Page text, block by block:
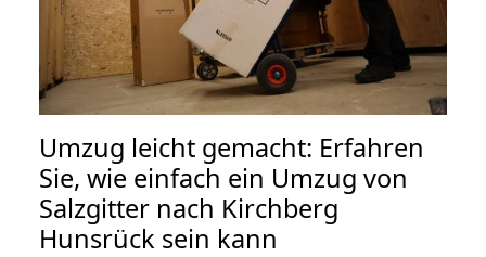
Umzug leicht gemacht: Erfahren
Sie, wie einfach ein Umzug von
Salzgitter nach Kirchberg
Hunsrück sein kann